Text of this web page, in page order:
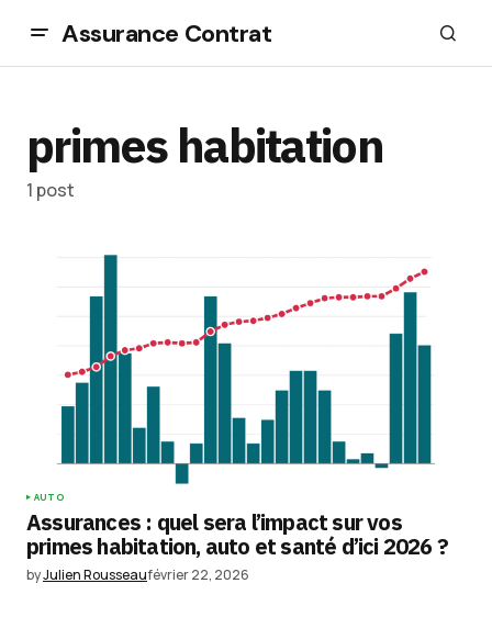
Assurance Contrat
primes habitation
1 post
AUTO
Assurances : quel sera l’impact sur vos
primes habitation, auto et santé d’ici 2026 ?
byJulien Rousseaufévrier 22, 2026